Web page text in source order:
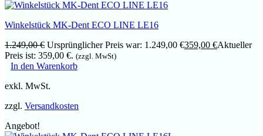
Winkelstück MK-Dent ECO LINE LE16
1.249,00€ Ursprünglicher Preis war: 1.249,00 €359,00 €Aktueller
Preis ist: 359,00 €. (zzgl. MwSt)
In den Warenkorb
exkl. MwSt.
zzgl. Versandkosten
Angebot!